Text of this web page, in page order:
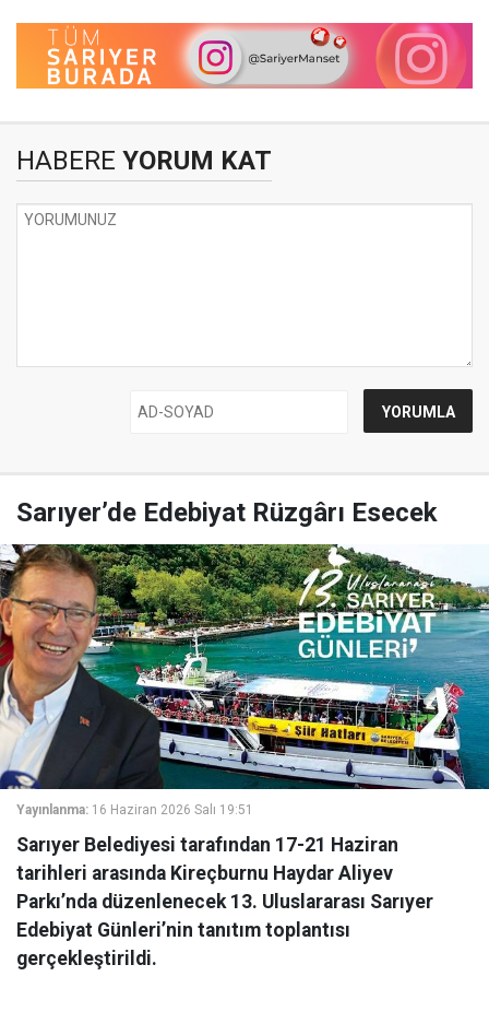
HABERE YORUM KAT
Sarıyer’de Edebiyat Rüzgârı Esecek
Yayınlanma: 16 Haziran 2026 Salı 19:51
Sarıyer Belediyesi tarafından 17-21 Haziran
tarihleri arasında Kireçburnu Haydar Aliyev
Parkı’nda düzenlenecek 13. Uluslararası Sarıyer
Edebiyat Günleri’nin tanıtım toplantısı
gerçekleştirildi.